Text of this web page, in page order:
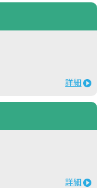
詳細
詳細